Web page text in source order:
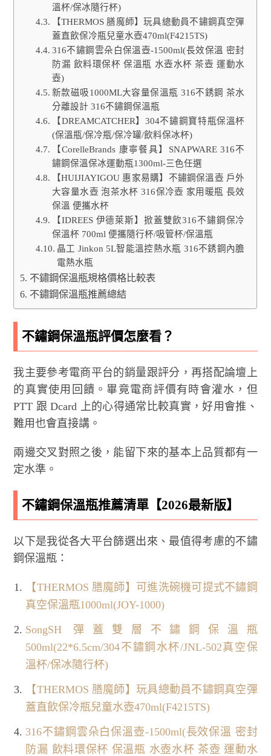
溫杯/保冰隨行杯)
【THERMOS 膳魔師】玩具總動員不鏽鋼真空彈
蓋直飲保冷瓶兒童水壺470ml(F4215TS)
316不鏽鋼雲朵白保溫壺-1500ml(長效保溫 密封
防漏 飲料環保杯 保溫瓶 水壺水杯 茶壺 運動水
壺)
新款磁吸1000ML大容量保溫瓶 316不銹鋼 茶水
分離設計 316不鏽鋼保溫瓶
【DREAMCATCHER】304不鏽鋼寶特瓶保溫杯
(保溫瓶/保冷瓶/保冷罐/飲料保冰杯)
【CorelleBrands 康寧餐具】SNAPWARE 316不
鏽鋼保溫保冰運動瓶1300ml-三色任選
【HUIJIAYIGOU 惠家易購】不鏽鋼保溫壺 戶外
大容量水壺 泡茶水杯 316保冷壺 家用暖瓶 長效
保溫 便攜水杯
【IDREES 伊德萊斯】掀蓋雙飲316不鏽鋼保冷
保溫杯 700ml 便攜隨行杯/吸管杯/保溫瓶
晶工 Jinkon 5L智能溫控熱水瓶 316不銹鋼內膽
電熱水瓶
不鏽鋼保溫瓶規格價格比較表
不鏽鋼保溫瓶推薦總結
不鏽鋼保溫瓶評價怎麼看？
我主要參考電商平台的銷量跟評分，再搭配論壇上
的真實使用回饋。畢竟電商評價有時會灌水，但
PTT 跟 Dcard 上的心得通常比較真實，好用會推、
難用也會直接講。
兩邊交叉對照之後，能留下來的基本上品質都有一
定水準。
不鏽鋼保溫瓶推薦清單【2026最新版】
以下是我從各大平台篩選出來、最值得考慮的不鏽
鋼保溫瓶：
【THERMOS 膳魔師】可進洗碗機可提式不鏽鋼
真空保溫瓶1000ml(JOY-1000)
SongSH 彈蓋雙層不鏽鋼保溫瓶
500ml(22*6.5cm/304不鏽鋼水杯/JNL-502真空保
溫杯/保冰隨行杯)
【THERMOS 膳魔師】玩具總動員不鏽鋼真空彈
蓋直飲保冷瓶兒童水壺470ml(F4215TS)
316不鏽鋼雲朵白保溫壺-1500ml(長效保溫 密封
防漏 飲料環保杯 保溫瓶 水壺水杯 茶壺 運動水